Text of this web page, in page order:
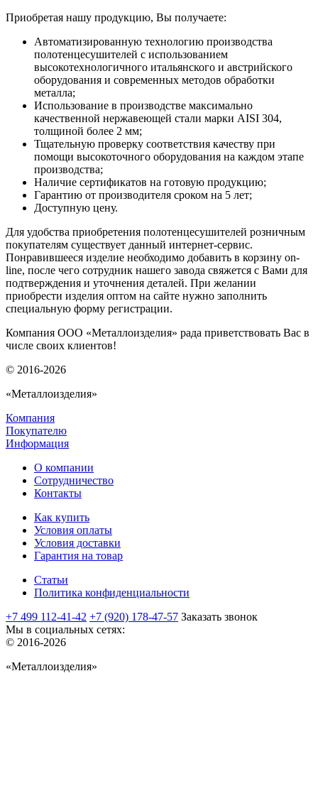
Приобретая нашу продукцию, Вы получаете:
Автоматизированную технологию производства
полотенцесушителей с использованием
высокотехнологичного итальянского и австрийского
оборудования и современных методов обработки
металла;
Использование в производстве максимально
качественной нержавеющей стали марки AISI 304,
толщиной более 2 мм;
Тщательную проверку соответствия качеству при
помощи высокоточного оборудования на каждом этапе
производства;
Наличие сертификатов на готовую продукцию;
Гарантию от производителя сроком на 5 лет;
Доступную цену.
Для удобства приобретения полотенцесушителей розничным
покупателям существует данный интернет-сервис.
Понравившееся изделие необходимо добавить в корзину on-
line, после чего сотрудник нашего завода свяжется с Вами для
подтверждения и уточнения деталей. При желании
приобрести изделия оптом на сайте нужно заполнить
специальную форму регистрации.
Компания ООО «Металлоизделия» рада приветствовать Вас в
числе своих клиентов!
© 2016-2026
«Металлоизделия»
Компания
Покупателю
Информация
О компании
Сотрудничество
Контакты
Как купить
Условия оплаты
Условия доставки
Гарантия на товар
Статьи
Политика конфиденциальности
+7 499 112-41-42 +7 (920) 178-47-57 Заказать звонок
Мы в социальных сетях:
© 2016-2026
«Металлоизделия»